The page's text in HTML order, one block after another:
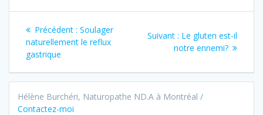
Navigation
de
l'article
Précédent : Article
précédent :
Soulager
naturellement le reflux
gastrique
Suivant : Article
Suivant :
Le gluten est-il
notre ennemi?
Hélène Burchéri, Naturopathe ND.A à Montréal /
Contactez-moi